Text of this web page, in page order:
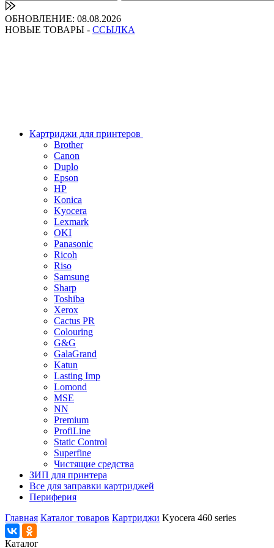
ОБНОВЛЕНИЕ: 08.08.2026
НОВЫЕ ТОВАРЫ - ССЫЛКА
Картриджи для принтеров
Brother
Canon
Duplo
Epson
HP
Konica
Kyocera
Lexmark
OKI
Panasonic
Ricoh
Riso
Samsung
Sharp
Toshiba
Xerox
Cactus PR
Colouring
G&G
GalaGrand
Katun
Lasting Imp
Lomond
MSE
NN
Premium
ProfiLine
Static Control
Superfine
Чистящие средства
ЗИП для принтера
Все для заправки картриджей
Периферия
Главная Каталог товаров Картриджи Kyocera 460 series
Каталог